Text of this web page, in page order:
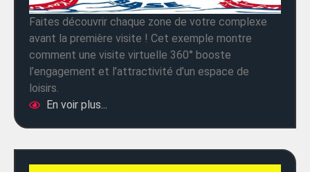
Faites découvrir chaque zone de votre complexe
avant la première visite ! Cet exemple montre
comment une visite virtuelle 360° booste
l’engagement et l’attractivité d’un espace de
loisirs.
En voir plus...